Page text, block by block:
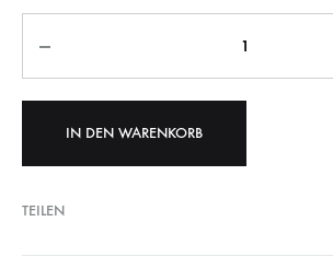
IN DEN WARENKORB
TEILEN